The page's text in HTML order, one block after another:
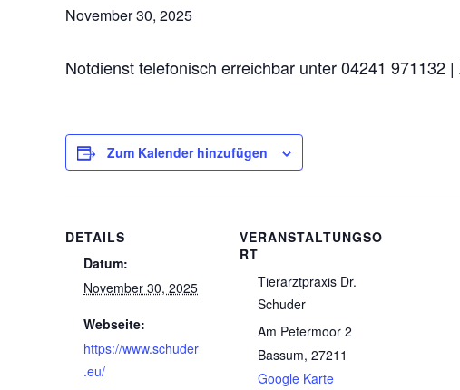
November 30, 2025
Notdienst telefonisch erreichbar unter 04241 971132
Zum Kalender hinzufügen
DETAILS
Datum:
November 30, 2025
Webseite:
https://www.schuder
.eu/
VERANSTALTUNGSO
RT
Tierarztpraxis Dr.
Schuder
Am Petermoor 2
Bassum, 27211
Google Karte